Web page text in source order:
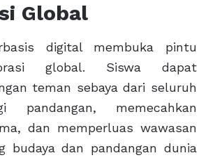
Global
digital membuka pintu
global. Siswa dapat
teman sebaya dari seluruh
pandangan, memecahkan
dan memperluas wawasan
budaya dan pandangan dunia